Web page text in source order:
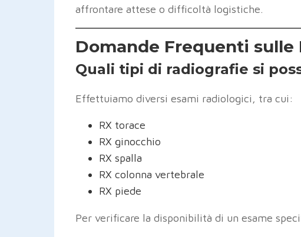
affrontare attese o difficoltà logistiche.
Domande Frequenti sulle
Quali tipi di radiografie si
Effettuiamo diversi esami radiologici, tra cui:
RX torace
RX ginocchio
RX spalla
RX colonna vertebrale
RX piede
Per verificare la disponibilità di un esame